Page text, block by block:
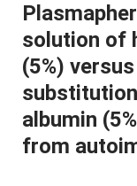
solution of
(5%)
albumin
from